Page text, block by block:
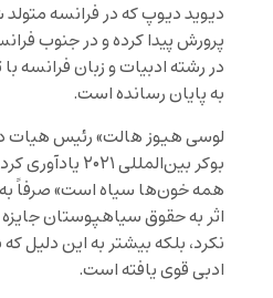
دیوید دیوپ که در فرانسه
پرورش پیدا کرده و در جنوب
در رشته ادبیات و زبان فرانسه
به پایان رسانده است.
لوسی هیوز هالت» رئیس هیات
بوکر بین‌المللی
همه خون‌ها سیاه است» صرفاً به
اثر به حقوق سیاهپوستان جایزه
نکرد، بلکه بیشتر به این دلیل
ادبی قوی یافته است.